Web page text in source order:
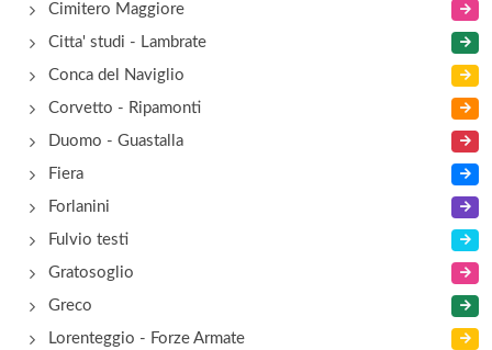
Cimitero Maggiore
Citta' studi - Lambrate
Conca del Naviglio
Corvetto - Ripamonti
Duomo - Guastalla
Fiera
Forlanini
Fulvio testi
Gratosoglio
Greco
Lorenteggio - Forze Armate